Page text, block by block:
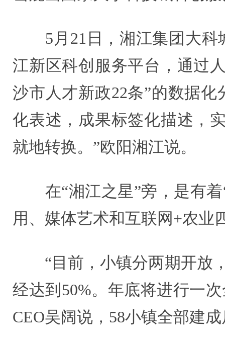
5月21日，湘江集团大科
江新区科创服务平台，通过
沙市人才新政22条”的数据
化表述，成果标签化描述，
就地转换。”欧阳湘江说。
在“湘江之星”旁，是有着“
用、媒体艺术和互联网+农业
“目前，小镇分两期开放，
经达到50%。年底将进行一
CEO吴阔说，58小镇全部建